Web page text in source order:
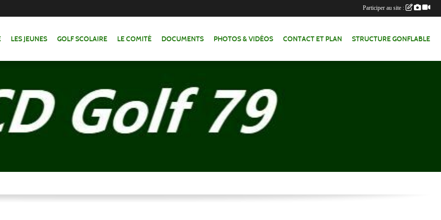
LES JEUNES GOLF SCOLAIRE LE COMITÉ DOCUMENTS PHOTOS & VIDÉOS CONTACT ET PLAN STRUCTURE GONFLABLE
Participer au site :